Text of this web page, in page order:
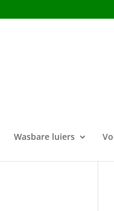
Wasbare luiers